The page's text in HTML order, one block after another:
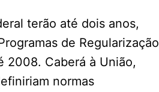
terão até dois anos,
de Regularização
2008. Caberá à União,
normas